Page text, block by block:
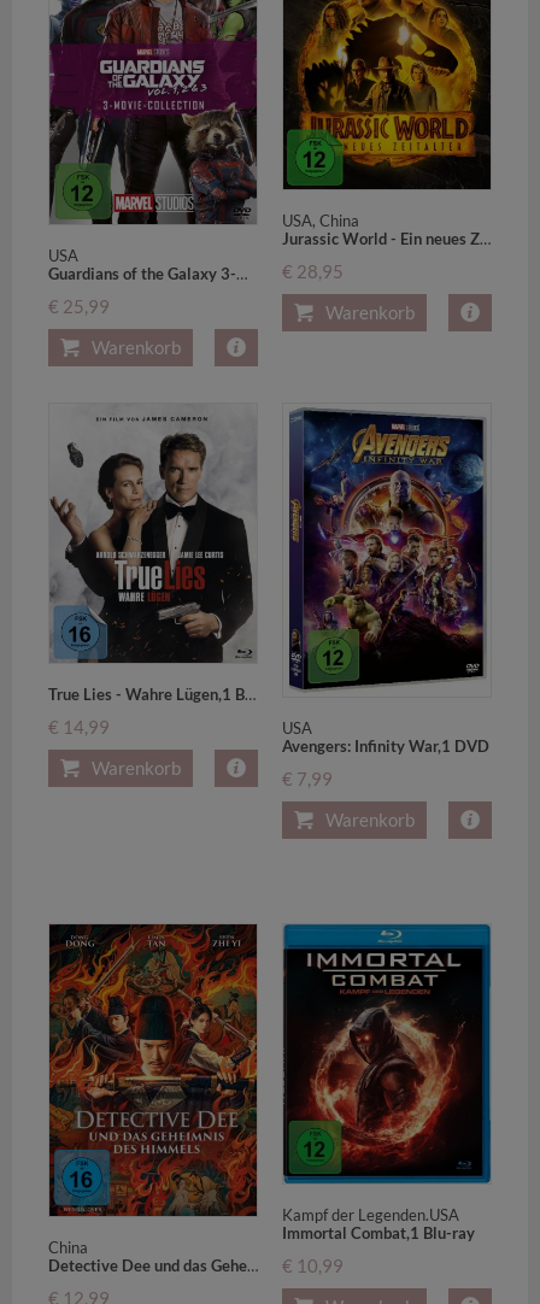
USA
Guardians of the Galaxy 3-Movie-Collection,3 DVD
€ 25,99
Warenkorb
USA, China
Jurassic World - Ein neues Zeitalter - 3D,1 Blu-ray
€ 28,95
Warenkorb
True Lies - Wahre Lügen,1 Blu-ray
€ 14,99
Warenkorb
USA
Avengers: Infinity War,1 DVD
€ 7,99
Warenkorb
China
Detective Dee und das Geheimnis des Himmels,1 DVD
€ 12,99
Kampf der Legenden.USA
Immortal Combat,1 Blu-ray
€ 10,99